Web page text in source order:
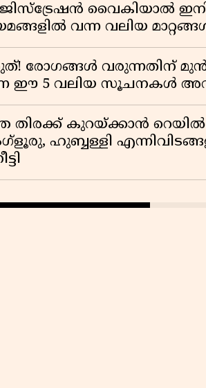
വൈകിയാൽ
വന്ന വലിയ
രോഗങ്ങൾ വരുന്നതിന്
ഈ 5 വലിയ സൂചനകൾ
കുറയ്ക്കാൻ
ഹുബ്ബള്ളി